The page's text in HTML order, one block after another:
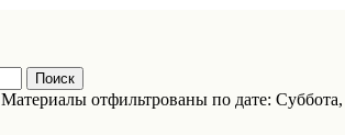
Материалы отфильтрованы по дате: